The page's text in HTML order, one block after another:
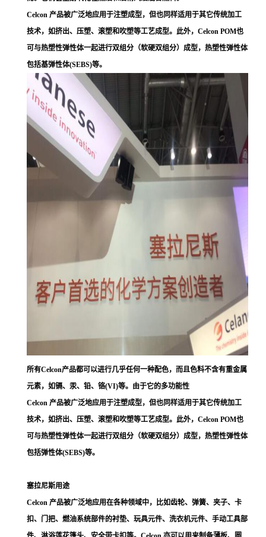
Celcon 产品被广泛地应用于注塑成型，但也同样适用于其它传统加工
技术，如挤出、压塑、滚塑和吹塑等工艺成型。此外，Celcon POM也
可与热塑性弹性体一起进行双组分（软硬双组分）成型，热塑性弹性体
包括基弹性体(SEBS)等。
所有Celcon产品都可以进行几乎任何一种配色，而且色料不含有重金属
元素，如镉、汞、铅、铬(VI)等。由于它的多功能性
Celcon 产品被广泛地应用于注塑成型，但也同样适用于其它传统加工
技术，如挤出、压塑、滚塑和吹塑等工艺成型。此外，Celcon POM也
可与热塑性弹性体一起进行双组分（软硬双组分）成型，热塑性弹性体
包括弹性体(SEBS)等。
塞拉尼斯用途
Celcon 产品被广泛地应用在各种领域中，比如齿轮、弹簧、夹子、卡
扣、门把、燃油系统部件的衬垫、玩具元件、洗衣机元件、手动工具部